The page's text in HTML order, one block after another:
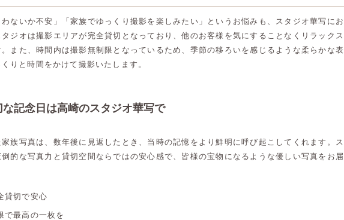
わないか不安」「家族でゆっくり撮影を楽しみたい」というお悩みも、スタジオ華写にお
ジオは撮影エリアが完全貸切となっており、他のお客様を気にすることなくリラックス
また、時間内は撮影無制限となっているため、季節の移ろいを感じるような柔らかな表
りと時間をかけて撮影いたします。
な記念日は高崎のスタジオ華写で
族写真は、数年後に見返したとき、当時の記憶をより鮮明に呼び起こしてくれます。ス
的な写真力と貸切空間ならではの安心感で、皆様の宝物になるような優しい写真をお届
貸切で安心
で最高の一枚を